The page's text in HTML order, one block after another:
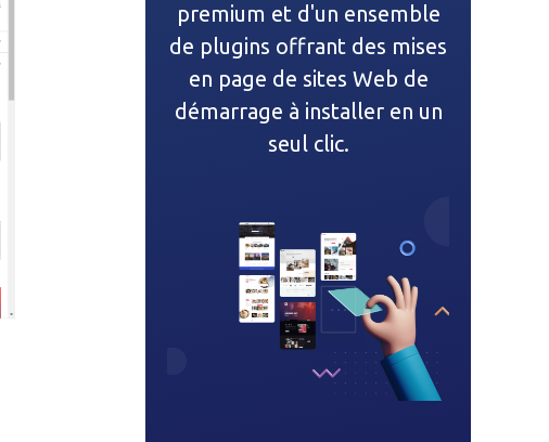
premium et d'un ensemble
de plugins offrant des mises
en page de sites Web de
démarrage à installer en un
seul clic.